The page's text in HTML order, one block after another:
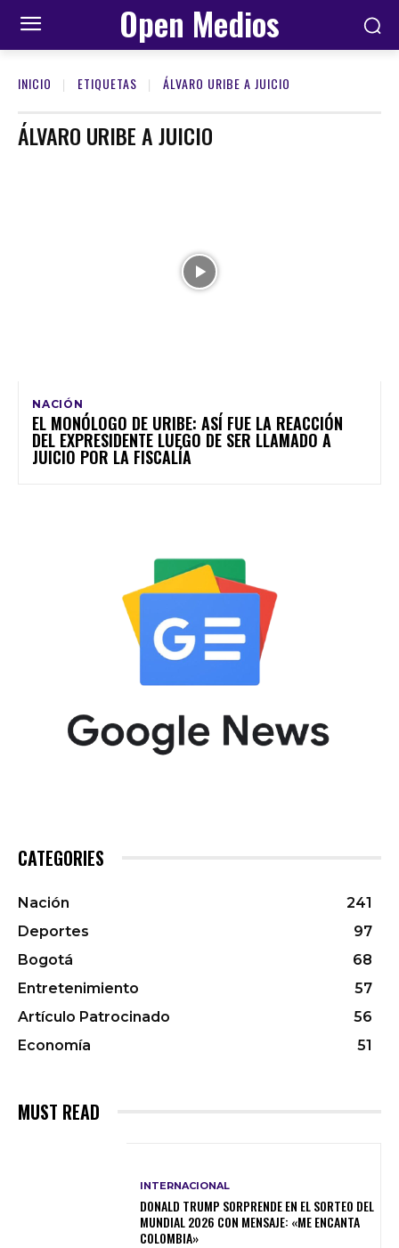
Open Medios
INICIO ETIQUETAS ÁLVARO URIBE A JUICIO
ÁLVARO URIBE A JUICIO
NACIÓN
EL MONÓLOGO DE URIBE: ASÍ FUE LA REACCIÓN
DEL EXPRESIDENTE LUEGO DE SER LLAMADO A
JUICIO POR LA FISCALÍA
CATEGORIES
Nación
241
Deportes
97
Bogotá
68
Entretenimiento
57
Artículo Patrocinado
56
Economía
51
MUST READ
INTERNACIONAL
DONALD TRUMP SORPRENDE EN EL SORTEO DEL
MUNDIAL 2026 CON MENSAJE: «ME ENCANTA
COLOMBIA»